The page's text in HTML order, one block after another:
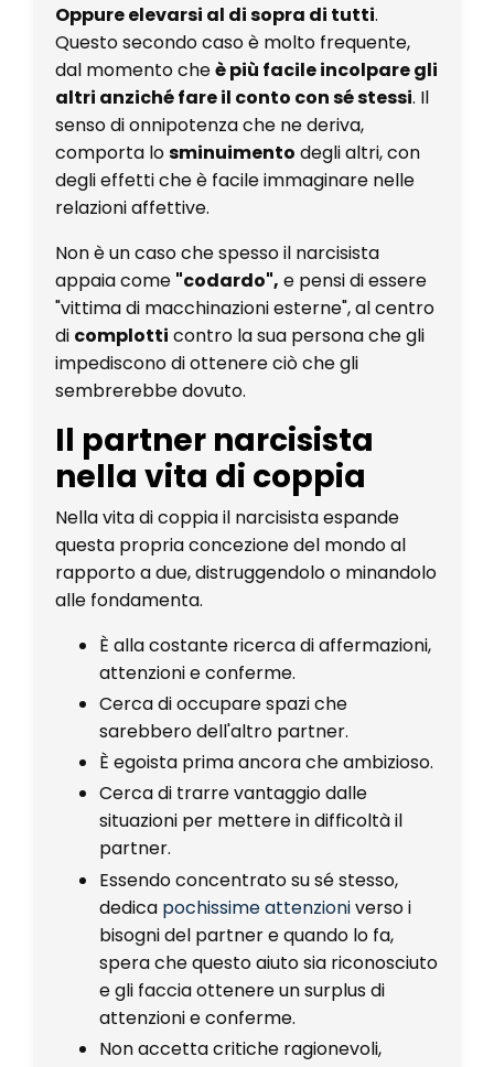
Oppure elevarsi al di sopra di tutti.
Questo secondo caso è molto frequente,
dal momento cheè più facile incolpare gli
altri anziché fare il conto con sé stessi. Il
senso di onnipotenza che ne deriva,
comporta losminuimento degli altri, con
degli effetti che è facile immaginare nelle
relazioni affettive.
Non è un caso che spesso il narcisista
appaia come "codardo", e pensi di essere
"vittima di macchinazioni esterne", al centro
di complotti contro la sua persona che gli
impediscono di ottenere ciò che gli
sembrerebbe dovuto.
Il partner narcisista
nella vita di coppia
Nella vita di coppia il narcisista espande
questa propria concezione del mondo al
rapporto a due, distruggendolo o minandolo
alle fondamenta.
È alla costante ricerca di affermazioni,
attenzioni e conferme.
Cerca di occupare spazi che
sarebbero dell'altro partner.
È egoista prima ancora che ambizioso.
Cerca di trarre vantaggio dalle
situazioni per mettere in difficoltà il
partner.
Essendo concentrato su sé stesso,
dedica pochissime attenzioniverso i
bisogni del partner e quando lo fa,
spera che questo aiuto sia riconosciuto
e gli faccia ottenere un surplus di
attenzioni e conferme.
Non accetta critiche ragionevoli,